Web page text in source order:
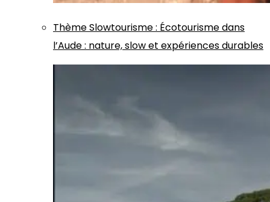
ThèmeSlowtourisme: Écotourisme dans
l’Aude : nature, slow et expériences durables